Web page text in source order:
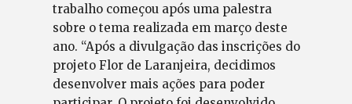
trabalho começou após uma palestra
sobre o tema realizada em março deste
ano. “Após a divulgação das inscrições do
projeto Flor de Laranjeira, decidimos
desenvolver mais ações para poder